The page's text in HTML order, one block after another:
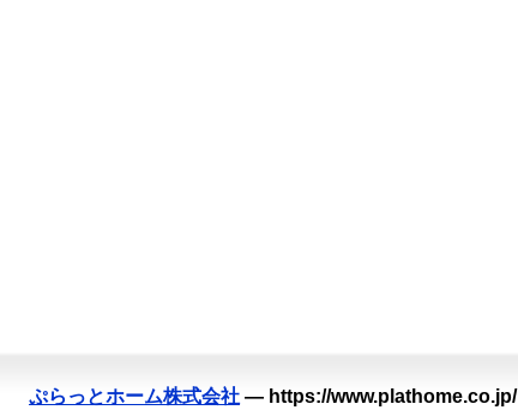
ぷらっとホーム株式会社 — https://www.plathome.co.jp/